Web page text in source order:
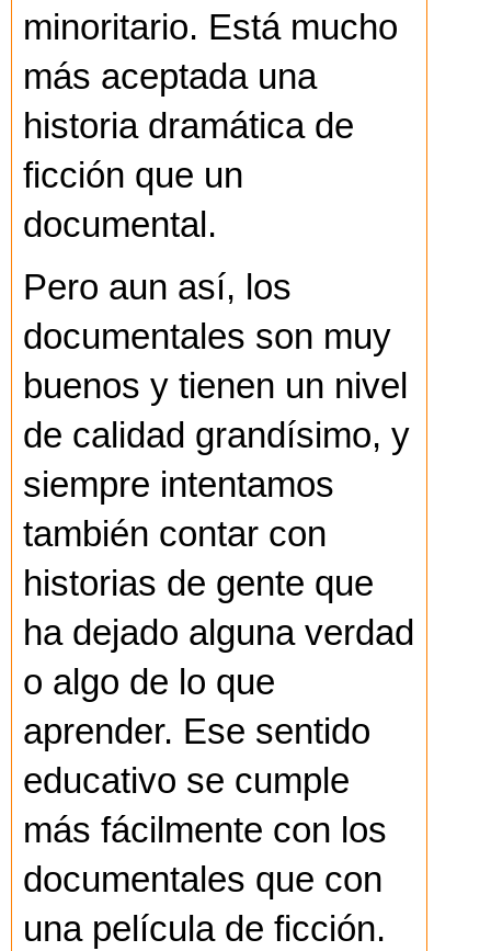
minoritario. Está mucho
más aceptada una
historia dramática de
ficción que un
documental.
Pero aun así, los
documentales son muy
buenos y tienen un nivel
de calidad grandísimo, y
siempre intentamos
también contar con
historias de gente que
ha dejado alguna verdad
o algo de lo que
aprender. Ese sentido
educativo se cumple
más fácilmente con los
documentales que con
una película de ficción.